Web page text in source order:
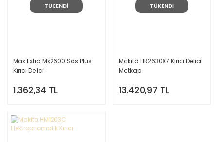
TÜKENDİ
Max Extra Mx2600 Sds Plus
Kırıcı Delici
1.362,34 TL
TÜKENDİ
Makita HR2630X7 Kırıcı Delici
Matkap
13.420,97 TL